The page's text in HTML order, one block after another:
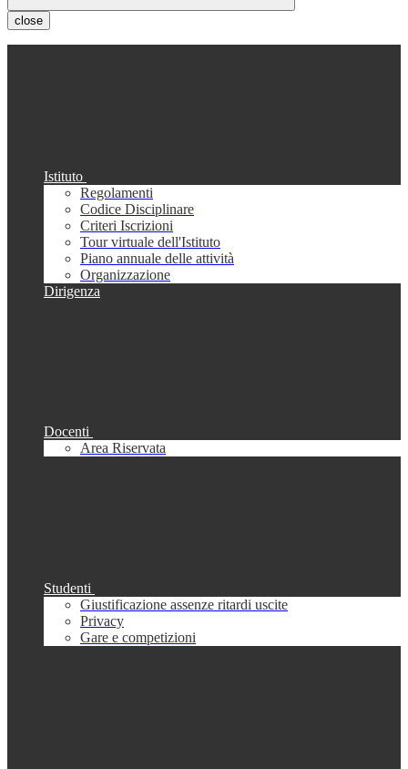
close
Istituto
Regolamenti
Codice Disciplinare
Criteri Iscrizioni
Tour virtuale dell'Istituto
Piano annuale delle attività
Organizzazione
Dirigenza
Docenti
Area Riservata
Studenti
Giustificazione assenze ritardi uscite
Privacy
Gare e competizioni